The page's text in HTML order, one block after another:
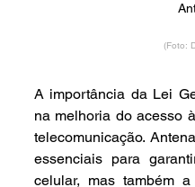
(Foto:
A importância da Lei
na melhoria do acesso
telecomunicação.
essenciais para
celular, mas também